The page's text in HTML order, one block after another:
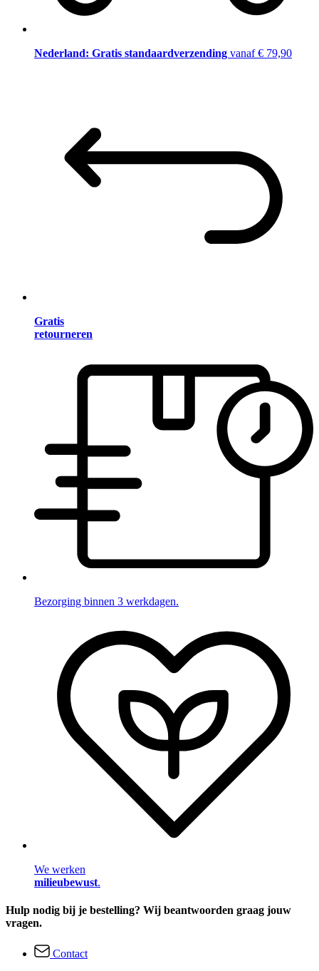
Nederland: Gratis standaardverzending vanaf € 79,90
Gratis
retourneren
Bezorging binnen 3 werkdagen.
We werken
milieubewust.
Hulp nodig bij je bestelling? Wij beantwoorden graag jouw
vragen.
Contact